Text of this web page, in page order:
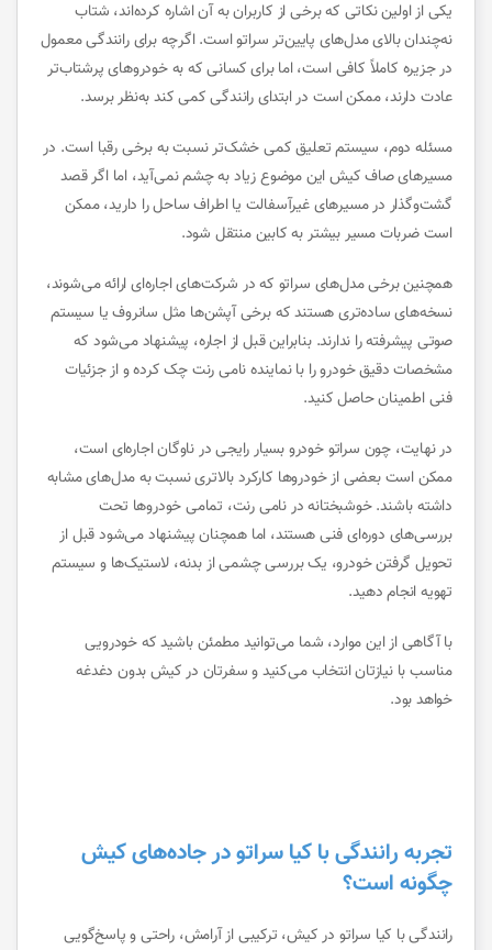
یکی از اولین نکاتی که برخی از کاربران به آن اشاره کرده‌اند، شتاب
نه‌چندان بالای مدل‌های پایین‌تر سراتو است. اگرچه برای رانندگی معمول
در جزیره کاملاً کافی است، اما برای کسانی که به خودروهای پرشتاب‌تر
عادت دارند، ممکن است در ابتدای رانندگی کمی کند به‌نظر برسد.
مسئله دوم، سیستم تعلیق کمی خشک‌تر نسبت به برخی رقبا است. در
مسیرهای صاف کیش این موضوع زیاد به چشم نمی‌آید، اما اگر قصد
گشت‌وگذار در مسیرهای غیرآسفالت یا اطراف ساحل را دارید، ممکن
است ضربات مسیر بیشتر به کابین منتقل شود.
همچنین برخی مدل‌های سراتو که در شرکت‌های اجاره‌ای ارائه می‌شوند،
نسخه‌های ساده‌تری هستند که برخی آپشن‌ها مثل سانروف یا سیستم
صوتی پیشرفته را ندارند. بنابراین قبل از اجاره، پیشنهاد می‌شود که
مشخصات دقیق خودرو را با نماینده نامی رنت چک کرده و از جزئیات
فنی اطمینان حاصل کنید.
در نهایت، چون سراتو خودرو بسیار رایجی در ناوگان اجاره‌ای است،
ممکن است بعضی از خودروها کارکرد بالاتری نسبت به مدل‌های مشابه
داشته باشند. خوشبختانه در نامی رنت، تمامی خودروها تحت
بررسی‌های دوره‌ای فنی هستند، اما همچنان پیشنهاد می‌شود قبل از
تحویل گرفتن خودرو، یک بررسی چشمی از بدنه، لاستیک‌ها و سیستم
تهویه انجام دهید.
با آگاهی از این موارد، شما می‌توانید مطمئن باشید که خودرویی
مناسب با نیازتان انتخاب می‌کنید و سفرتان در کیش بدون دغدغه
خواهد بود.
تجربه رانندگی با کیا سراتو در جاده‌های کیش
چگونه است؟
رانندگی با کیا سراتو در کیش، ترکیبی از آرامش، راحتی و پاسخ‌گویی